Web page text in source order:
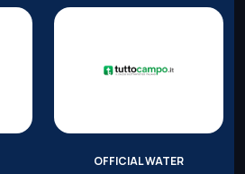
OFFICIAL WATER